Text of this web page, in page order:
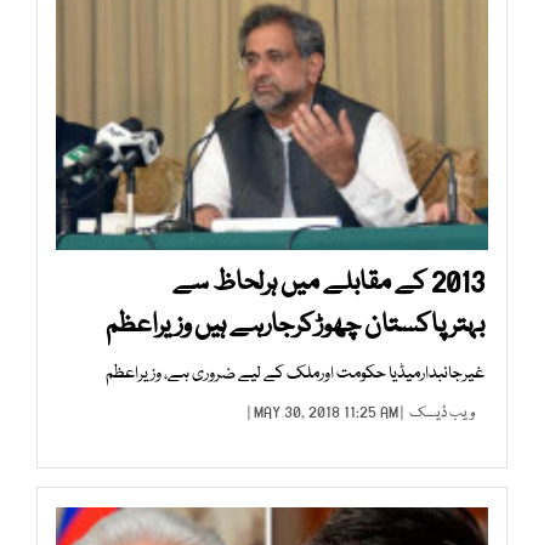
2013 کے مقابلے میں ہرلحاظ سے
بہترپاکستان چھوڑکرجارہے ہیں وزیراعظم
غیرجانبدارمیڈیا حکومت اورملک کے لیے ضروری ہے، وزیراعظم
ویب ڈیسک